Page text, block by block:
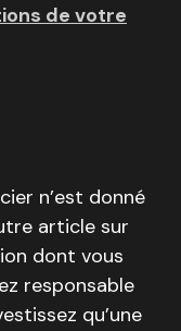
de votre
n’est donné
article sur
dont vous
responsable
qu’une